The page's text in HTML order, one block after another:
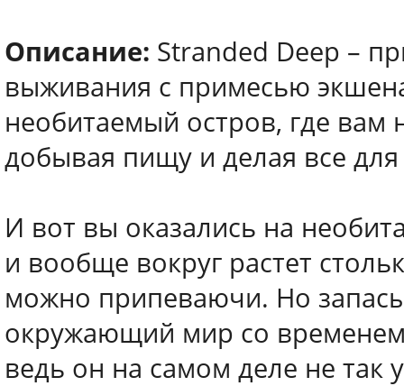
Описание: Stranded Deep –
выживания с примесью
необитаемый остров, где вам
добывая пищу и делая все
И вот вы оказались на
и вообще вокруг растет
можно припеваючи. Но
окружающий мир со временем
ведь он на самом деле не